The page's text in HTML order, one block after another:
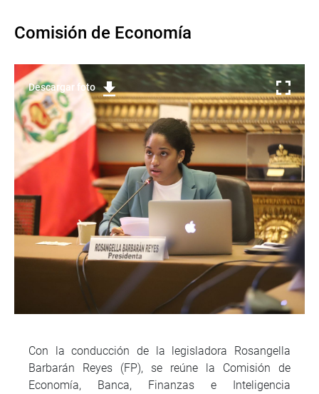
Comisión de Economía
Descargar foto
Con la conducción de la legisladora Rosangella
Barbarán Reyes (FP), se reúne la Comisión de
Economía, Banca, Finanzas e Inteligencia